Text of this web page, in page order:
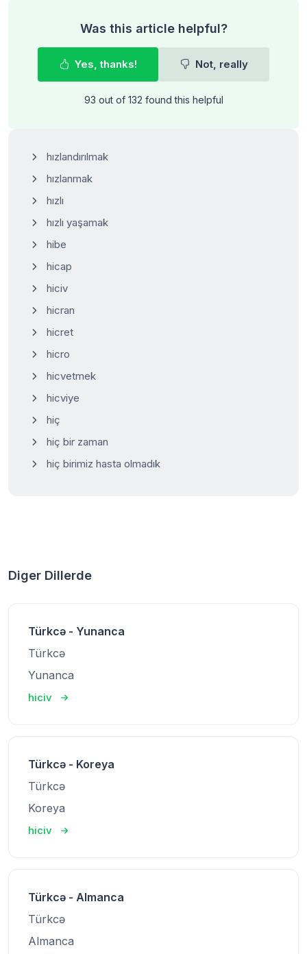
Was this article helpful?
Yes, thanks! Not, really
93 out of 132 found this helpful
hızlandırılmak
hızlanmak
hızlı
hızlı yaşamak
hibe
hicap
hiciv
hicran
hicret
hicro
hicvetmek
hicviye
hiç
hiç bir zaman
hiç birimiz hasta olmadık
Diger Dillerde
Türkcə - Yunanca
Türkcə
Yunanca
hiciv
Türkcə - Koreya
Türkcə
Koreya
hiciv
Türkcə - Almanca
Türkcə
Almanca